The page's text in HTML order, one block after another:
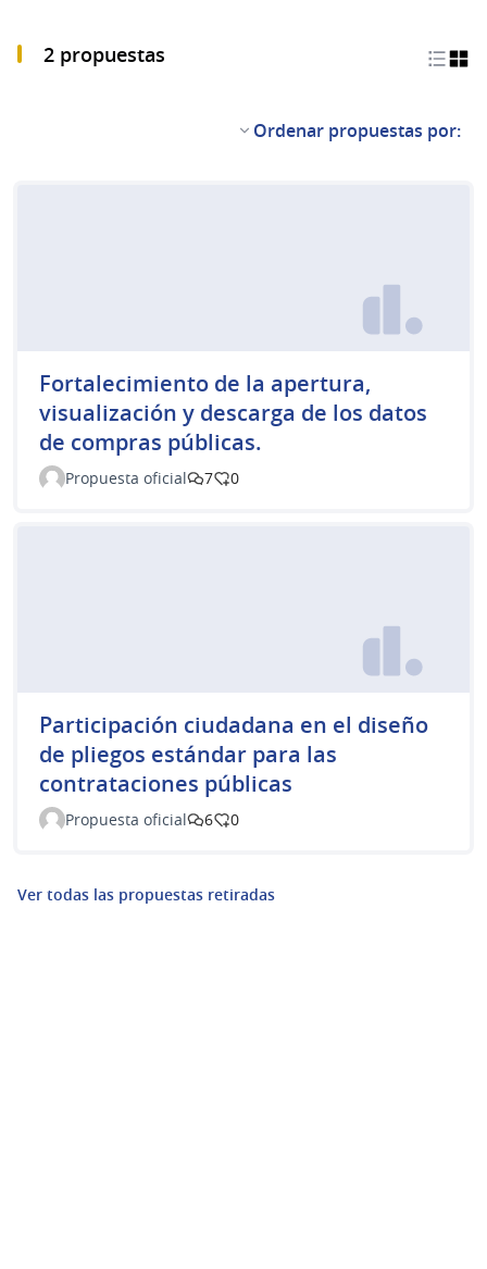
2 propuestas
Ordenar propuestas por:
Fortalecimiento de la apertura,
visualización y descarga de los datos
de compras públicas.
Propuesta oficial 7 0
Participación ciudadana en el diseño
de pliegos estándar para las
contrataciones públicas
Propuesta oficial 6 0
Ver todas las propuestas retiradas